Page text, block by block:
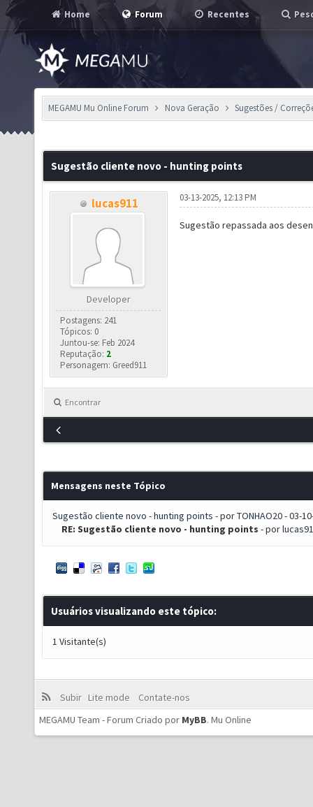
Home Forum Recentes
MEGAMU Mu Online Forum Nova Geração Sugestões /
Sugestão cliente novo - hunting points
lucas911
Developer
Postagens: 241
Tópicos: 0
Juntou-se: Feb 2024
Reputação: 2
Personagem: Greed911
03-13-2025, 12:13 PM
Sugestão repassada aos
Encontrar
Mensagens neste Tópico
Sugestão cliente novo - hunting points - porTONHAO20- 03-
RE: Sugestão cliente novo - hunting points - por
Usuários visualizando este tópico:
1 Visitante(s)
Subir Lite mode
Contate-nos
MEGAMU Team - Forum Criado por MyBB. Mu Online